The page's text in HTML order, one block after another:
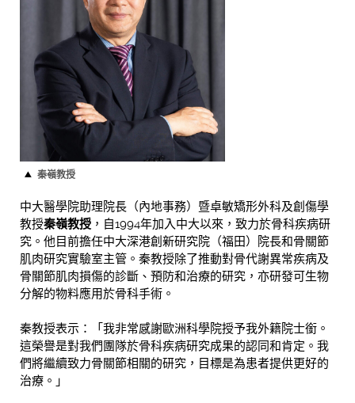
秦嶺教授
中大醫學院助理院長（內地事務）暨卓敏矯形外科及創傷學
教授秦嶺教授 ，自1994年加入中大以來，致力於骨科疾病研
究。他目前擔任中大深港創新研究院（福田）院長和骨關節
肌肉研究實驗室主管。秦教授除了推動對骨代謝異常疾病及
骨關節肌肉損傷的診斷、預防和治療的研究，亦研發可生物
分解的物料應用於骨科手術。
秦教授表示：「我非常感謝歐洲科學院授予我外籍院士銜。
這榮譽是對我們團隊於骨科疾病研究成果的認同和肯定。我
們將繼續致力骨關節相關的研究，目標是為患者提供更好的
治療。」